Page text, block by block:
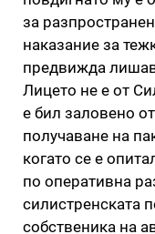
за
наказание за
предвижда
Лицето не е от
е бил заловено
получаване на
когато се е
по оперативна
силистренската
собственика на